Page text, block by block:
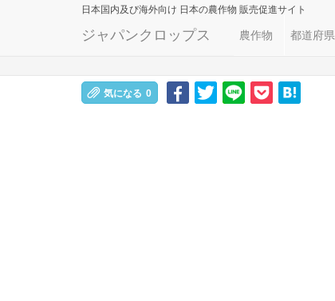
日本国内及び海外向け 日本の農作物 販売促進サイト
ジャパンクロップス 農作物 都道府県
気になる 0